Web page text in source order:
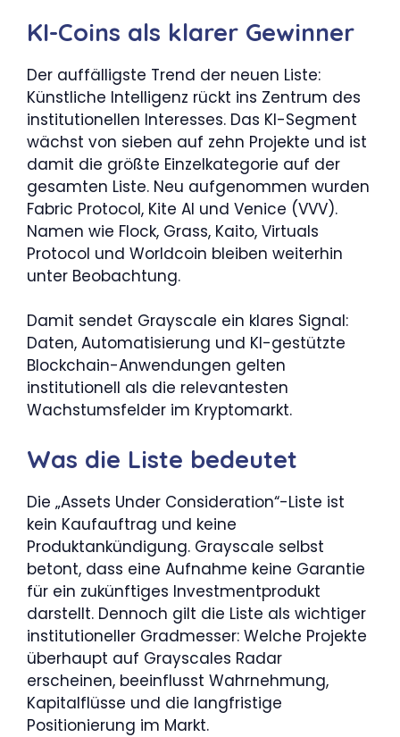
KI-Coins als klarer Gewinner
Der auffälligste Trend der neuen Liste:
Künstliche Intelligenz rückt ins Zentrum des
institutionellen Interesses. Das KI-Segment
wächst von sieben auf zehn Projekte und ist
damit die größte Einzelkategorie auf der
gesamten Liste. Neu aufgenommen wurden
Fabric Protocol, Kite AI und Venice (VVV).
Namen wie Flock, Grass, Kaito, Virtuals
Protocol und Worldcoin bleiben weiterhin
unter Beobachtung.
Damit sendet Grayscale ein klares Signal:
Daten, Automatisierung und KI-gestützte
Blockchain-Anwendungen gelten
institutionell als die relevantesten
Wachstumsfelder im Kryptomarkt.
Was die Liste bedeutet
Die „Assets Under Consideration“-Liste ist
kein Kaufauftrag und keine
Produktankündigung. Grayscale selbst
betont, dass eine Aufnahme keine Garantie
für ein zukünftiges Investmentprodukt
darstellt. Dennoch gilt die Liste als wichtiger
institutioneller Gradmesser: Welche Projekte
überhaupt auf Grayscales Radar
erscheinen, beeinflusst Wahrnehmung,
Kapitalflüsse und die langfristige
Positionierung im Markt.